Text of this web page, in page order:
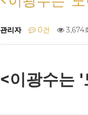
관리자 0건 3,674
<이광수는